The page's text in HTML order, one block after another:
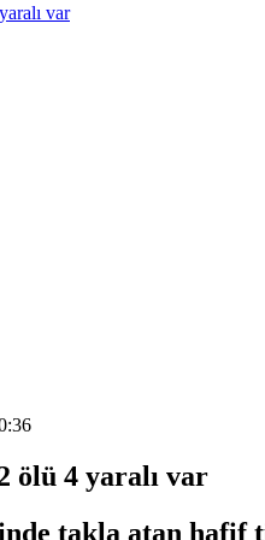
var
ölü 4 yaralı var
takla atan hafif